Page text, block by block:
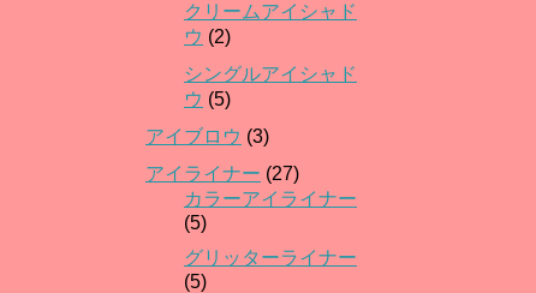
クリームアイシャド
ウ (2)
シングルアイシャド
ウ (5)
アイブロウ (3)
アイライナー (27)
カラーアイライナー
(5)
グリッターライナー
(5)